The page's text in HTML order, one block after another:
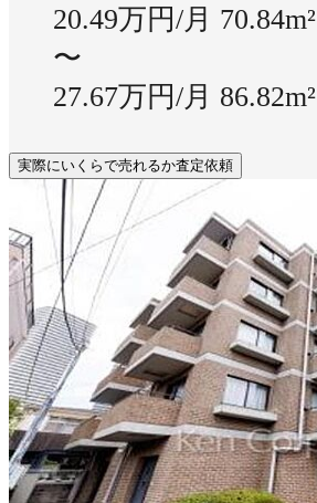
20.49万円/月 70.84m²
〜
27.67万円/月 86.82m²
実際にいくらで売れるか査定依頼